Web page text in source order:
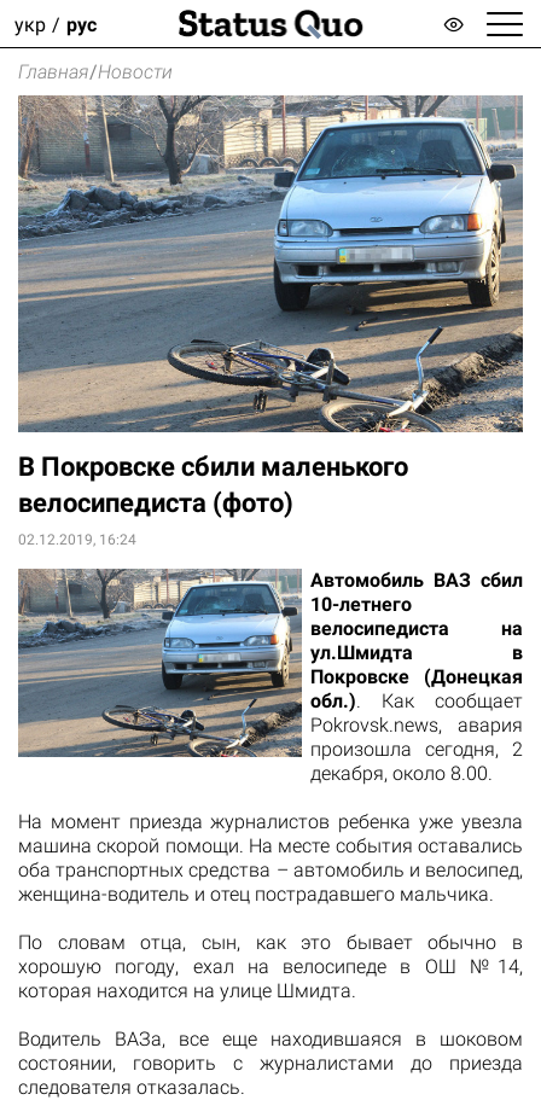
укр рус
Главная/Новости
В Покровске сбили маленького
велосипедиста (фото)
02.12.2019, 16:24
Автомобиль ВАЗ сбил
10-летнего
велосипедиста на
ул.Шмидта в
Покровске (Донецкая
обл.). Как сообщает
Pokrovsk.news, авария
произошла сегодня, 2
декабря, около 8.00.
На момент приезда журналистов ребенка уже увезла
машина скорой помощи. На месте события оставались
оба транспортных средства – автомобиль и велосипед,
женщина-водитель и отец пострадавшего мальчика.
По словам отца, сын, как это бывает обычно в
хорошую погоду, ехал на велосипеде в ОШ №14,
которая находится на улице Шмидта.
Водитель ВАЗа, все еще находившаяся в шоковом
состоянии, говорить с журналистами до приезда
следователя отказалась.